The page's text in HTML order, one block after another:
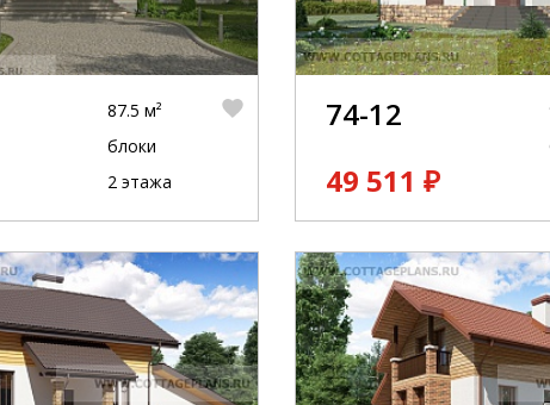
87.5 м²
блоки
2 этажа
74-12
49 511 ₽